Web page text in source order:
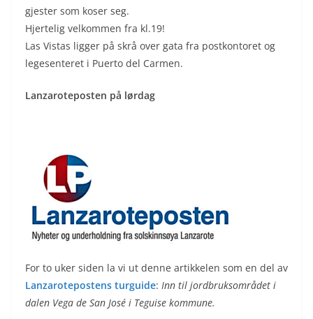
gjester som koser seg.
Hjertelig velkommen fra kl.19!
Las Vistas ligger på skrå over gata fra postkontoret og
legesenteret i Puerto del Carmen.
Lanzaroteposten på lørdag
For to uker siden la vi ut denne artikkelen som en del av
Lanzarotepostens turguide: Inn til jordbruksområdet i
dalen Vega de San José i Teguise kommune.